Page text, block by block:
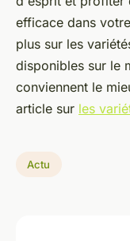
efficace dans
plus sur les
disponibles sur le
conviennent le
article sur les
Actu